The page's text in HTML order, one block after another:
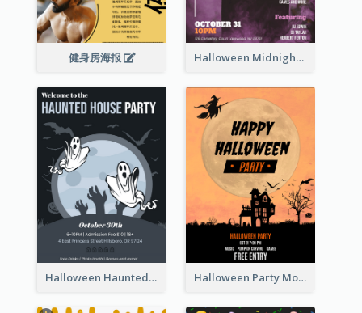
健身房海报 Halloween Midnight Party Poster
Halloween Haunted House Party Poster Halloween Party Moon Photo Poster